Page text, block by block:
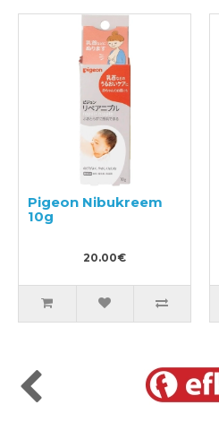
Pigeon Nibukreem
10g
20.00€